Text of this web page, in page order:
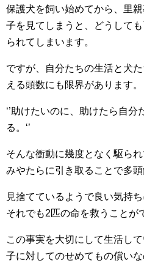
保護犬を飼い始めてから、里
子を見てしまうと、どうして
られてしまいます。
ですが、自分たちの生活と犬
える頭数にも限界があります。
‘’助けたいのに、助けたら自
る。‘’
そんな衝動に幾度となく駆ら
みやたらに引き取ることで多
見捨てているようで良い気持
それでも2匹の命を救うことが
この事実を大切にして生活し
子に対してのせめてもの償いな